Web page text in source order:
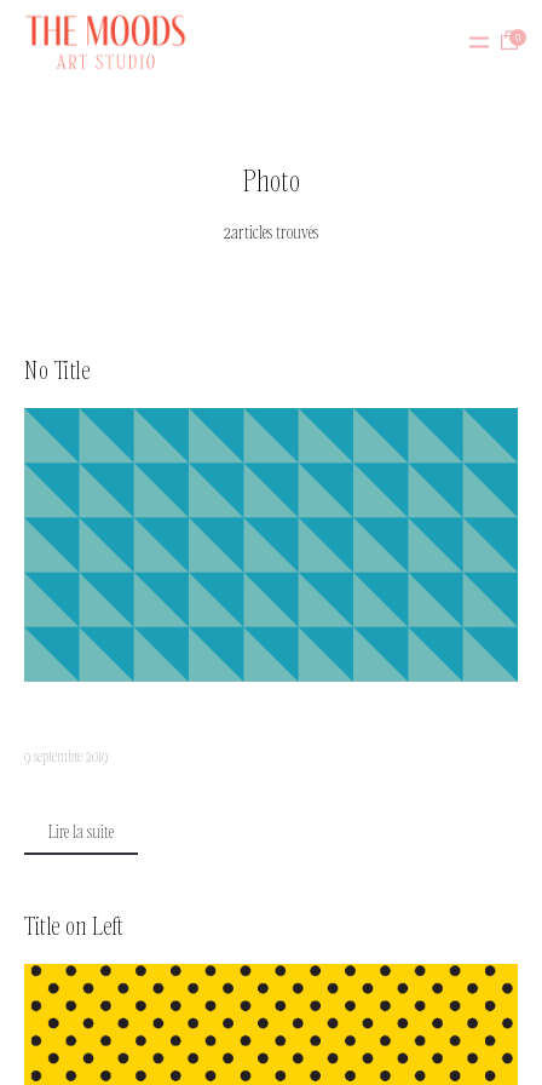
0
Photo
2articles trouvés
No Title
9 septembre 2019
Lire la suite
Title on Left